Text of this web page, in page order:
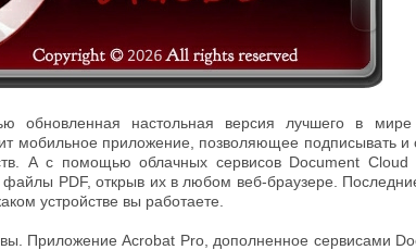
обновленная настольная версия лучшего в
мобильное приложение, позволяющее подписывать и
А с помощью облачных сервисов Document Cloud
файлы PDF, открыв их в любом веб-браузере.
устройстве вы работаете.
Приложение Acrobat Pro, дополненное сервисами